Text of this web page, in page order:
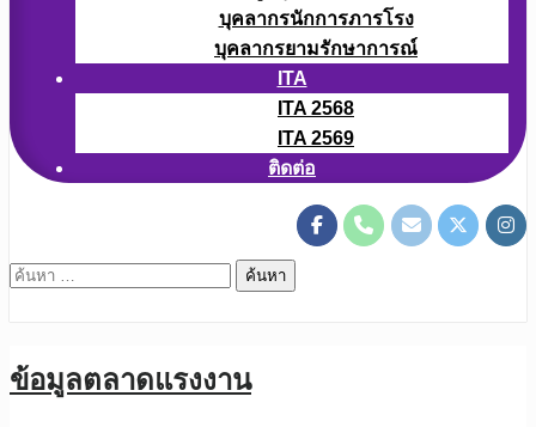
บุคลากรนักการภารโรง
บุคลากรยามรักษาการณ์
ITA
ITA 2568
ITA 2569
ติดต่อ
ค้นหา
ข้อมูลตลาดแรงงาน